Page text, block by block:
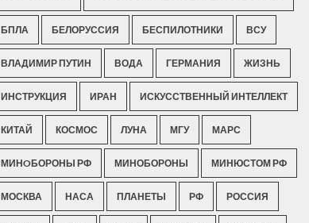
БПЛА БЕЛОРУССИЯ БЕСПИЛОТНИКИ ВСУ
ВЛАДИМИР ПУТИН ВОДА ГЕРМАНИЯ ЖИЗНЬ
ИНСТРУКЦИЯ ИРАН ИСКУССТВЕННЫЙ ИНТЕЛЛЕКТ
КИТАЙ КОСМОС ЛУНА МГУ МАРС
МИНOБОРОНЫ РФ МИНОБОРОНЫ МИНЮСТОМ РФ
МОСКВА НАСА ПЛАНЕТЫ РФ РОССИЯ